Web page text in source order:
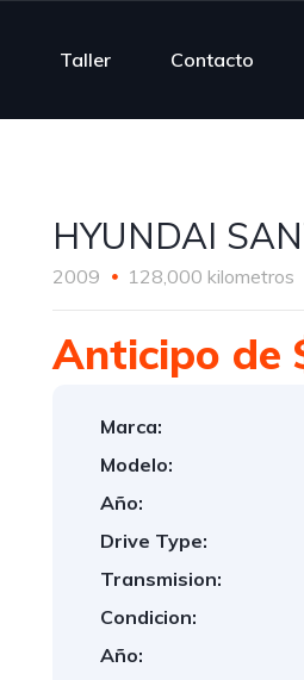
Taller Contacto
HYUNDAI
2009 128,000 kilometros
Anticipo de
Marca:
Modelo:
Año:
Drive Type:
Transmision:
Condicion:
Año: